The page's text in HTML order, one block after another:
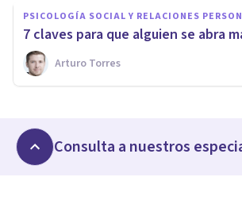
PSICOLOGÍA SOCIAL Y RELACIONES
​7 claves para que alguien se abra
Arturo Torres
Consulta a nuestros